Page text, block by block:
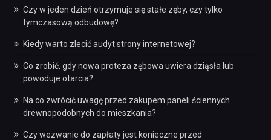
Czy w jeden dzień otrzymuje się stałe zęby, czy tylko
tymczasową odbudowę?
Kiedy warto zlecić audyt strony internetowej?
Co zrobić, gdy nowa proteza zębowa uwiera dziąsła lub
powoduje otarcia?
Na co zwrócić uwagę przed zakupem paneli ściennych
drewnopodobnych do mieszkania?
Czy wezwanie do zapłaty jest konieczne przed